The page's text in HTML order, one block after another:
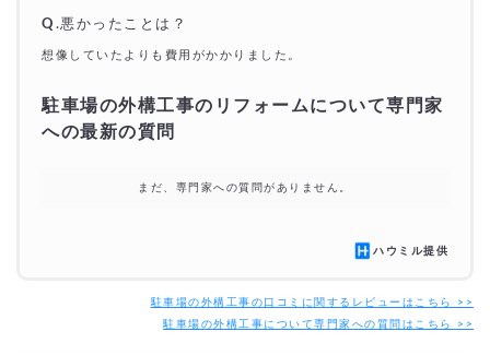
Q .悪かったことは？
想像していたよりも費用がかかりました。
駐車場の外構工事のリフォームについて専門家
への最新の質問
まだ、専門家への質問がありません。
ハウミル提供
駐車場の外構工事の口コミに関するレビューはこちら >>
駐車場の外構工事について専門家への質問はこちら >>